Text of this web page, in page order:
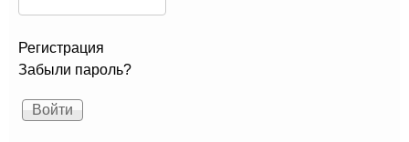
Регистрация
Забыли пароль?